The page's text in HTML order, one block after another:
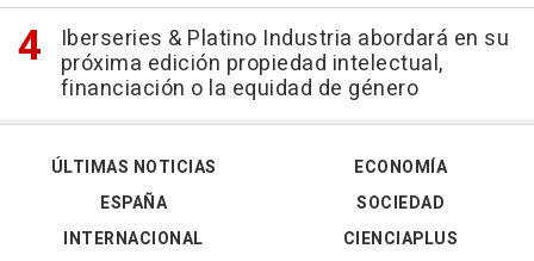
Iberseries & Platino Industria abordará en su
próxima edición propiedad intelectual,
financiación o la equidad de género
ÚLTIMAS NOTICIAS
ESPAÑA
INTERNACIONAL
ECONOMÍA
SOCIEDAD
CIENCIAPLUS